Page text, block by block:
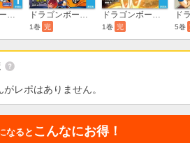
ドラゴンボールZ アニメコミックス 超サイヤ人・フリーザ編 ドラゴンボールZ アニメコミックス 神と神
1巻 完
ドラゴンボールZ アニメコミックス 復活の「F」
1巻 完 5巻
がレポはありません。
なると こんなにお得！